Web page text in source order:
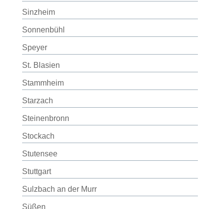
Sinzheim
Sonnenbühl
Speyer
St. Blasien
Stammheim
Starzach
Steinenbronn
Stockach
Stutensee
Stuttgart
Sulzbach an der Murr
Süßen